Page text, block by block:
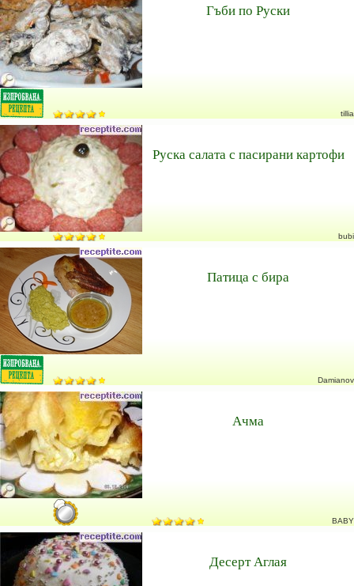
Гъби по Руски
tillia
Руска салата с пасирани картофи
bubi
Патица с бира
Damianov
Ачма
BABY
Десерт Аглая